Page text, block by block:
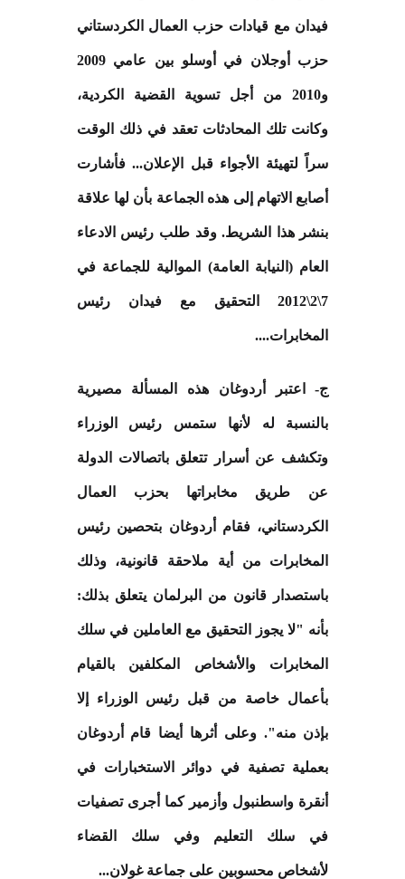
فيدان مع قيادات حزب العمال الكردستاني
حزب أوجلان في أوسلو بين عامي 2009
و2010 من أجل تسوية القضية الكردية،
وكانت تلك المحادثات تعقد في ذلك الوقت
سراً لتهيئة الأجواء قبل الإعلان... فأشارت
أصابع الاتهام إلى هذه الجماعة بأن لها علاقة
بنشر هذا الشريط. وقد طلب رئيس الادعاء
العام (النيابة العامة) الموالية للجماعة في
7\2\2012 التحقيق مع فيدان رئيس
المخابرات....
ج- اعتبر أردوغان هذه المسألة مصيرية
بالنسبة له لأنها ستمس رئيس الوزراء
وتكشف عن أسرار تتعلق باتصالات الدولة
عن طريق مخابراتها بحزب العمال
الكردستاني، فقام أردوغان بتحصين رئيس
المخابرات من أية ملاحقة قانونية، وذلك
باستصدار قانون من البرلمان يتعلق بذلك:
بأنه "لا يجوز التحقيق مع العاملين في سلك
المخابرات والأشخاص المكلفين بالقيام
بأعمال خاصة من قبل رئيس الوزراء إلا
بإذن منه". وعلى أثرها أيضا قام أردوغان
بعملية تصفية في دوائر الاستخبارات في
أنقرة واسطنبول وأزمير كما أجرى تصفيات
في سلك التعليم وفي سلك القضاء
لأشخاص محسوبين على جماعة غولان...